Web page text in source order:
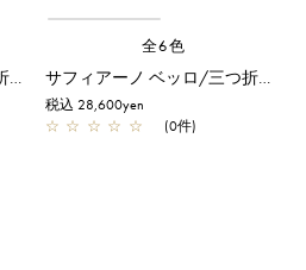
サフィアーノ ベッロ/三つ折りウォレット/シルバー
全6色
サフィアーノ ベッロ/三つ折りウォレット/シャンパンゴールド
税込 28,600yen
☆ ☆ ☆ ☆ ☆ (0件)